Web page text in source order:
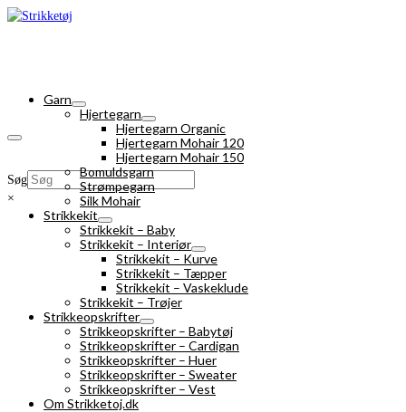
Søg
×
Garn
Hjertegarn
Hjertegarn Organic
Hjertegarn Mohair 120
Hjertegarn Mohair 150
Bomuldsgarn
Strømpegarn
Silk Mohair
Strikkekit
Strikkekit – Baby
Strikkekit – Interiør
Strikkekit – Kurve
Strikkekit – Tæpper
Strikkekit – Vaskeklude
Strikkekit – Trøjer
Strikkeopskrifter
Strikkeopskrifter – Babytøj
Strikkeopskrifter – Cardigan
Strikkeopskrifter – Huer
Strikkeopskrifter – Sweater
Strikkeopskrifter – Vest
Om Strikketoj.dk